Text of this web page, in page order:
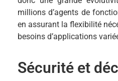
millions d’agents de
en assurant la flexibilité
besoins d’applications
Sécurité et